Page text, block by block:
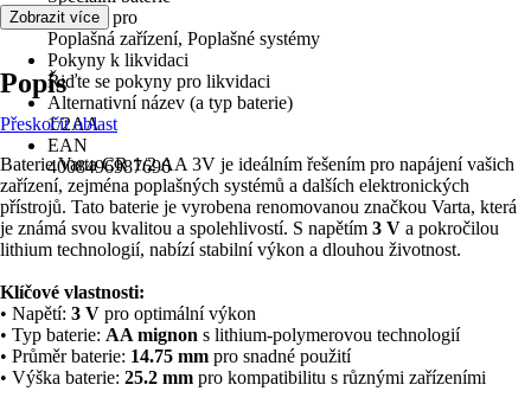
Vhodné pro
Poplašná zařízení, Poplašné systémy
Pokyny k likvidaci
Řiďte se pokyny pro likvidaci
Alternativní název (a typ baterie)
1/2AA
EAN
4008496987696
Zobrazit více
Popis
Přeskočit oblast
Baterie Varta CR 1/2 AA 3V je ideálním řešením pro napájení vašich
zařízení, zejména poplašných systémů a dalších elektronických
přístrojů. Tato baterie je vyrobena renomovanou značkou Varta, která
je známá svou kvalitou a spolehlivostí. S napětím 3 V a pokročilou
lithium technologií, nabízí stabilní výkon a dlouhou životnost.
Klíčové vlastnosti:
• Napětí: 3 V pro optimální výkon
• Typ baterie: AA mignon s lithium-polymerovou technologií
• Průměr baterie: 14.75 mm pro snadné použití
• Výška baterie: 25.2 mm pro kompatibilitu s různými zařízeními